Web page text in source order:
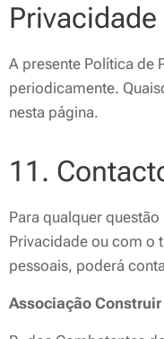
Privacidade
A presente Política de
periodicamente.
nesta página.
11.
Para qualquer
Privacidade ou com o
pessoais, poderá
Associação